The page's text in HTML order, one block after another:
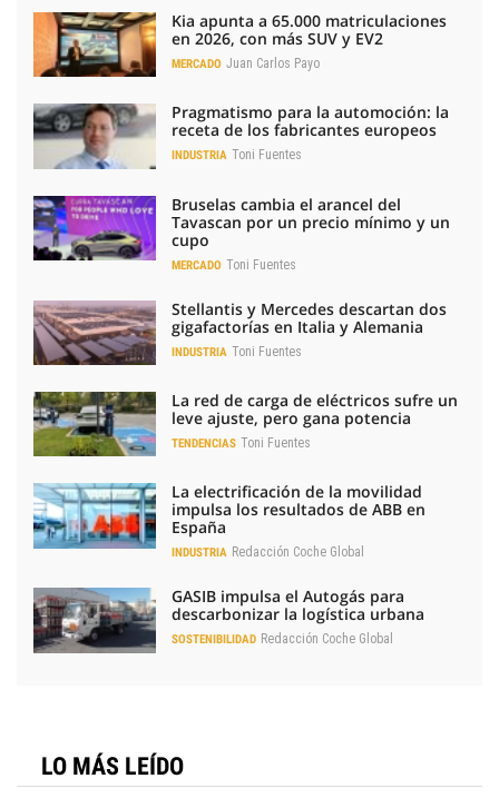
Kia apunta a 65.000 matriculaciones
en 2026, con más SUV y EV2
MERCADO Juan Carlos Payo
Pragmatismo para la automoción: la
receta de los fabricantes europeos
INDUSTRIA Toni Fuentes
Bruselas cambia el arancel del
Tavascan por un precio mínimo y un
cupo
MERCADO Toni Fuentes
Stellantis y Mercedes descartan dos
gigafactorías en Italia y Alemania
INDUSTRIA Toni Fuentes
La red de carga de eléctricos sufre un
leve ajuste, pero gana potencia
TENDENCIAS Toni Fuentes
La electrificación de la movilidad
impulsa los resultados de ABB en
España
INDUSTRIA Redacción Coche Global
GASIB impulsa el Autogás para
descarbonizar la logística urbana
SOSTENIBILIDAD Redacción Coche Global
LO MÁS LEÍDO